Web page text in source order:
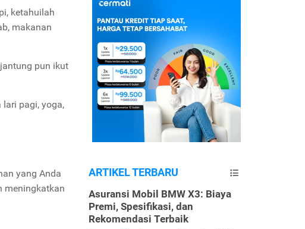
ketahuilah
makanan
pun ikut
pagi, yoga,
yang Anda
meningkatkan
ARTIKEL TERBARU
Asuransi Mobil BMW X3: Biaya
Premi, Spesifikasi, dan
Rekomendasi Terbaik